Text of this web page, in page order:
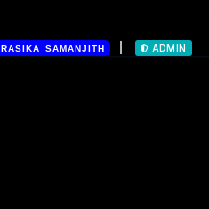
RASIKA SAMANJITH ADMIN